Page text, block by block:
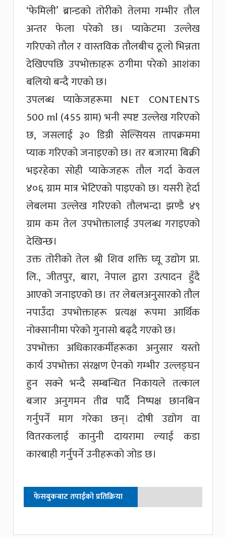
‘फेमिली’ ब्रान्डको तोरीको तेलमा गम्भीर तौल
अन्तर फेला परेको छ। प्याकेटमा उल्लेख
गरिएको तौल र वास्तविक तौलबीच ठूलो भिन्नता
देखिएपछि उपभोक्ताहरू ठगीमा परेको आशंका
बलियो बन्दै गएको छ।
उपलब्ध प्याकेजहरूमा NET CONTENTS
500 ml (455 ग्राम) भनी स्पष्ट उल्लेख गरिएको
छ, जसलाई ३० डिग्री सेल्सियस तापक्रममा
प्याक गरिएको जनाइएको छ। तर बजारमा बिक्री
भइरहेका सोही प्याकेजहरू तौल गर्दा केवल
४०६ ग्राम मात्र भेटिएको पाइएको छ। यसरी हेर्दा
लेबलमा उल्लेख गरिएको तौलभन्दा झण्डै ४९
ग्राम कम तेल उपभोक्तालाई उपलब्ध गराइएको
देखिन्छ।
उक्त तोरीको तेल श्री शिव शक्ति घ्यू उद्योग प्रा.
लि., जीतपुर, बारा, नेपाल द्वारा उत्पादन हुँदै
आएको जनाइएको छ। तर लेबलअनुसारको तौल
नपाउँदा उपभोक्ताहरू प्रत्यक्ष रूपमा आर्थिक
नोक्सानीमा परेको गुनासो बढ्दै गएको छ।
उपभोक्ता अधिकारकर्मीहरूका अनुसार यस्तो
कार्य उपभोक्ता संरक्षण ऐनको गम्भीर उल्लङ्घन
हुन सक्ने भन्दै सम्बन्धित निकायले तत्काल
बजार अनुगमन तीव्र पार्दै निष्पक्ष छानबिन
गर्नुपर्ने माग गरेका छन्। दोषी उद्योग वा
वितरकलाई कानुनी दायरामा ल्याई कडा
कारबाही गर्नुपर्ने उनीहरूको जोड छ।
फेसबुकबाट तपाईको प्रतिक्रिया